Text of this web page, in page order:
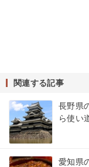
関連する記事
長野県
ら使い
愛知県